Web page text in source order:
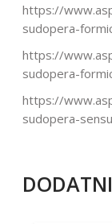
https://
sudopera-
https://
sudopera-
https://
sudopera-